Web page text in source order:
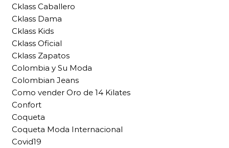
Cklass Caballero
Cklass Dama
Cklass Kids
Cklass Oficial
Cklass Zapatos
Colombia y Su Moda
Colombian Jeans
Como vender Oro de 14 Kilates
Confort
Coqueta
Coqueta Moda Internacional
Covid19